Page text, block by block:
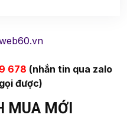
678 (nhắn tin qua zalo
được)
MUA MỚI